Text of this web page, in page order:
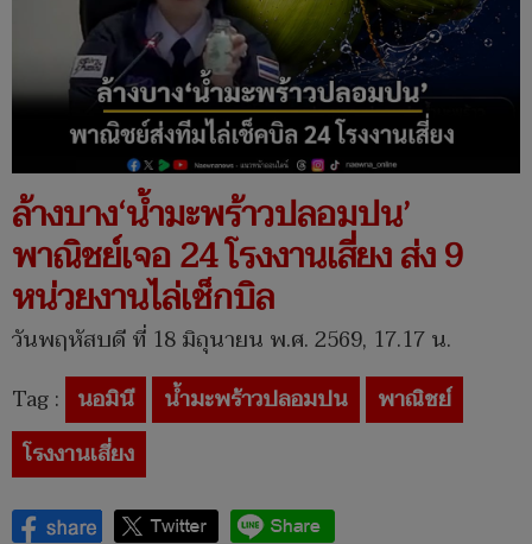
ล้างบาง‘น้ำมะพร้าวปลอมปน’
พาณิชย์เจอ 24 โรงงานเสี่ยง ส่ง 9
หน่วยงานไล่เช็กบิล
วันพฤหัสบดี ที่ 18 มิถุนายน พ.ศ. 2569, 17.17 น.
Tag : นอมินี น้ำมะพร้าวปลอมปน
พาณิชย์
โรงงานเสี่ยง